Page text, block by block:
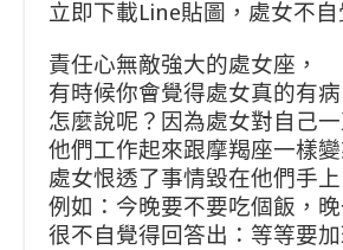
立即下載Line貼圖，處女不
責任心無敵強大的處女座，
有時候你會覺得處女真的有病
怎麼說呢？因為處女對自己一
他們工作起來跟摩羯座一樣
處女恨透了事情毀在他們手
例如：今晚要不要吃個飯，
很不自覺得回答出：等等要